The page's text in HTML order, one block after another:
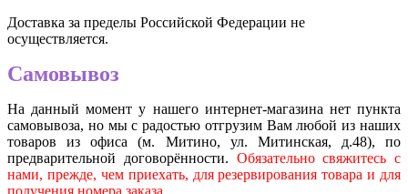
Доставка за пределы Российской Федерации не
осуществляется.
Самовывоз
На данный момент у нашего интернет-магазина нет пункта
самовывоза, но мы с радостью отгрузим Вам любой из наших
товаров из офиса (м. Митино, ул. Митинская, д.48), по
предварительной договорённости. Обязательно свяжитесь с
нами, прежде, чем приехать, для резервирования товара и для
получения номера заказа.